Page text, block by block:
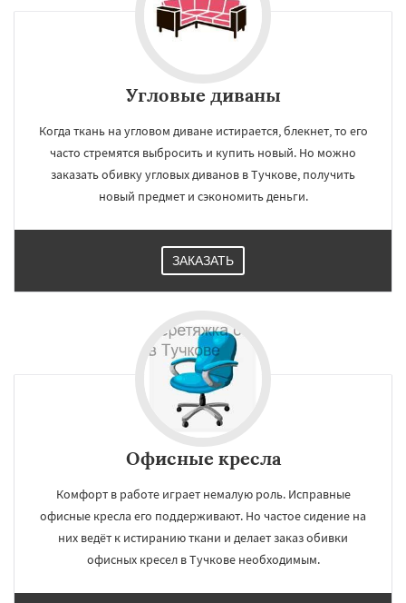
Угловые диваны
Когда ткань на угловом диване истирается, блекнет, то его
часто стремятся выбросить и купить новый. Но можно
заказать обивку угловых диванов в Тучкове, получить
новый предмет и сэкономить деньги.
ЗАКАЗАТЬ
Офисные кресла
Комфорт в работе играет немалую роль. Исправные
офисные кресла его поддерживают. Но частое сидение на
них ведёт к истиранию ткани и делает заказ обивки
офисных кресел в Тучкове необходимым.